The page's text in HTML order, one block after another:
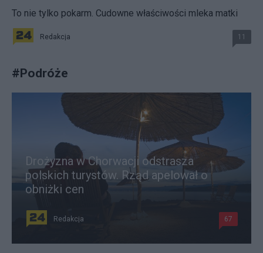
To nie tylko pokarm. Cudowne właściwości mleka matki
Redakcja 11
#Podróże
Drożyzna w Chorwacji odstrasza
polskich turystów. Rząd apelował o
obniżki cen
Redakcja 67